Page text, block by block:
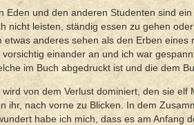
Eden und den anderen Studenten sind
nicht leisten, ständig essen zu gehen
anderes sehen als den Erben
einander an und ich war
im Buch abgedruckt ist und die dem
von dem Verlust dominiert, den sie
ihr, nach vorne zu Blicken. In dem
habe ich mich, dass es am Anfang